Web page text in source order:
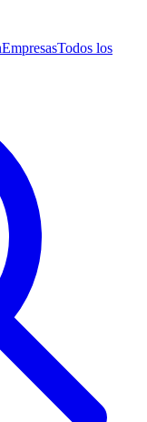
EmpresasTodos los